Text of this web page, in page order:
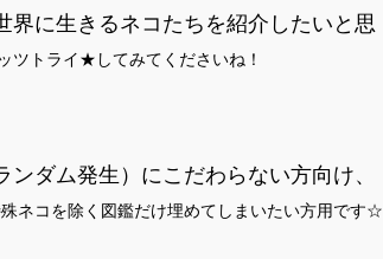
に生きるネコたちを紹介したいと思
ツトライ★してみてくださいね！
ダム発生）にこだわらない方向け、
ネコを除く図鑑だけ埋めてしまいたい方用です☆